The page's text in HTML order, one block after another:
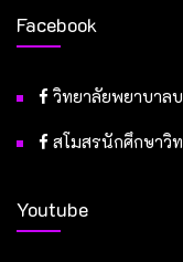
Facebook
วิทยาลัยพยาบาล
สโมสรนักศึกษาวิ
Youtube